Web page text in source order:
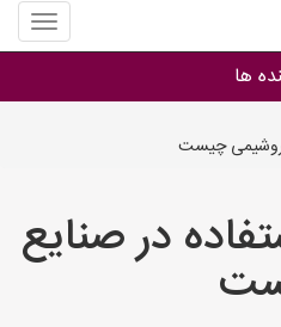
منوی
سایت
چسب
ها
ها
ها
چیست
در صنایع